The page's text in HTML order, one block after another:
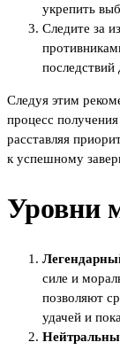
укрепить
Следите за
последствий
Следуя этим
процесс
расставляя
к успешному
Уровни
силе и
позволяют
удачей и